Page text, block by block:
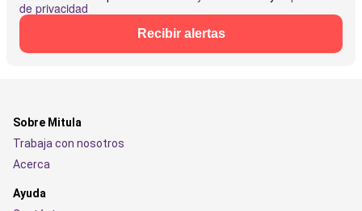
de privacidad
Recibir alertas
Sobre Mitula
Trabaja con nosotros
Acerca
Ayuda